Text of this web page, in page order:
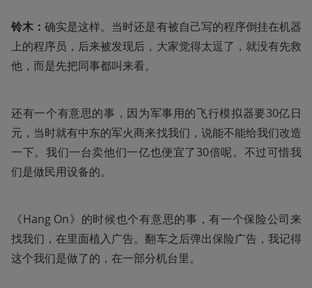
铃木：确实是这样。当时还是有被自己写的程序倒挂在机器
上的程序员，后来被发现后，大家觉得太逗了，就没有先救
他，而是先把同事都叫来看。
还有一个有意思的事，因为军事用的飞行模拟器要30亿日
元，当时就有中东的军火商来找我们，说能不能给我们改造
一下。我们一台卖他们一亿也便宜了30倍呢。不过可惜我
们是做民用设备的。
《Hang On》的时候也个有意思的事，有一个保险公司来
找我们，在里面植入广告。翻车之后弹出保险广告，我记得
这个我们是做了的，在一部分机台里。